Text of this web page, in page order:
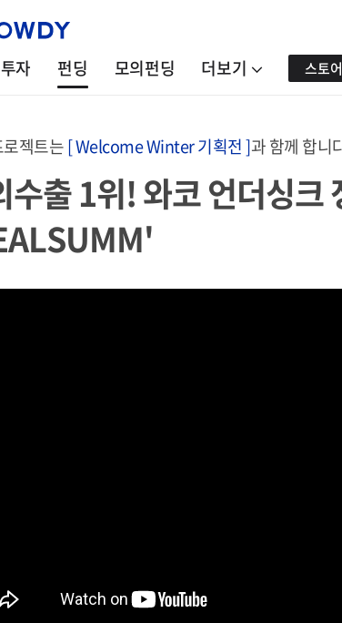
투자 펀딩 모의펀딩 더보기 스토어
젝트는[ Welcome Winter 기획전 ]과 함께 합니
수출 1위! 와코 언더싱크